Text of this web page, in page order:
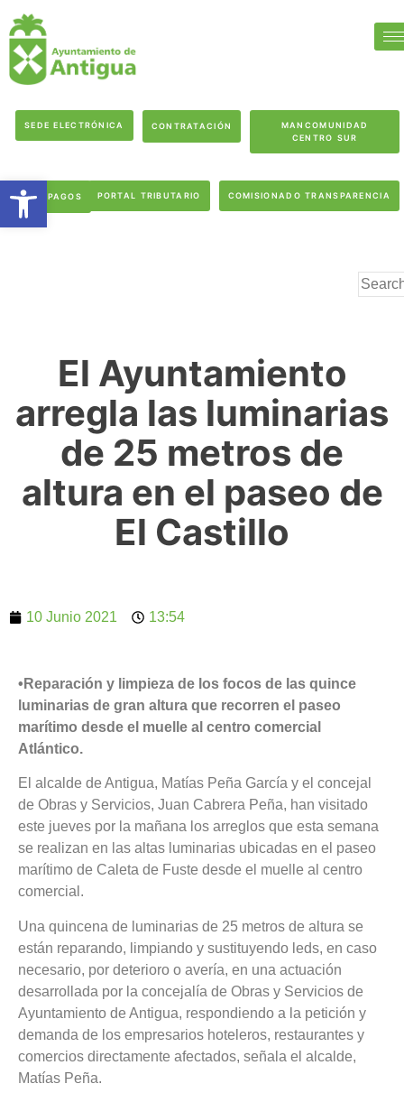
SEDE ELECTRÓNICA CONTRATACIÓN
MANCOMUNIDAD
CENTRO SUR
PAGOS PORTAL TRIBUTARIO COMISIONADO TRANSPARENCIA
El Ayuntamiento
arregla las luminarias
de 25 metros de
altura en el paseo de
El Castillo
10 Junio 2021 13:54
•Reparación y limpieza de los focos de las quince
luminarias de gran altura que recorren el paseo
marítimo desde el muelle al centro comercial
Atlántico.
El alcalde de Antigua, Matías Peña García y el concejal
de Obras y Servicios, Juan Cabrera Peña, han visitado
este jueves por la mañana los arreglos que esta semana
se realizan en las altas luminarias ubicadas en el paseo
marítimo de Caleta de Fuste desde el muelle al centro
comercial.
Una quincena de luminarias de 25 metros de altura se
están reparando, limpiando y sustituyendo leds, en caso
necesario, por deterioro o avería, en una actuación
desarrollada por la concejalía de Obras y Servicios de
Ayuntamiento de Antigua, respondiendo a la petición y
demanda de los empresarios hoteleros, restaurantes y
comercios directamente afectados, señala el alcalde,
Matías Peña.
Abrir barra de herramientas